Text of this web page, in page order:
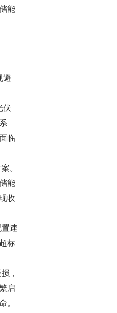
能
避
伏
临
。
能
收
速
标
，
启
。